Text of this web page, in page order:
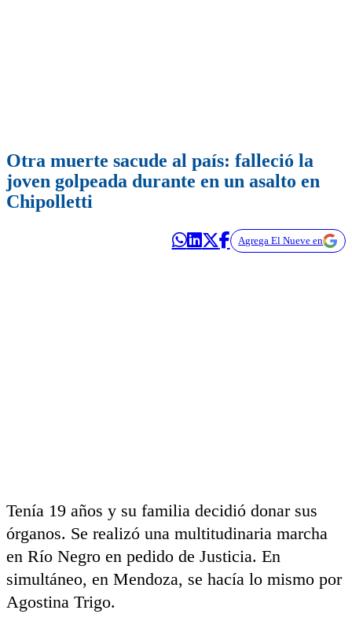
Otra muerte sacude al país: falleció la
joven golpeada durante en un asalto en
Chipolletti
Agrega El Nueve en
Tenía 19 años y su familia decidió donar sus
órganos. Se realizó una multitudinaria marcha
en Río Negro en pedido de Justicia. En
simultáneo, en Mendoza, se hacía lo mismo por
Agostina Trigo.